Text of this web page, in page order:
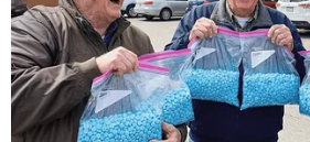
narcisy, konvalinky,
bílé pivoňky,
falešný pomeranč.